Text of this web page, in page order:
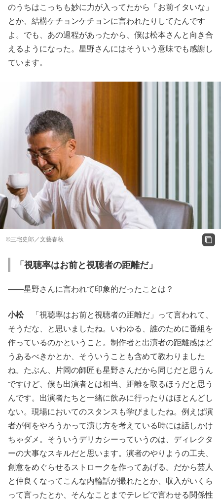
のうちはこっちも妙に力が入ってたから「お前イタいな」
とか、結構ケチョンケチョンに言われたりしてたんです
よ。でも、あの過程があったから、僕は松本さんと向き合
えるようになった。星野さんにはそういう意味でも感謝し
ています。
©三宅史郎／文藝春秋
「視聴率はお前と視聴者の距離だ」
――星野さんに言われて印象的だったことは？
小松「視聴率はお前と視聴者の距離だ」って言われて、
そうだな、と思いましたね。いわゆる、誰のために番組を
作っているのかということ。制作者と出演者の距離感はど
うあるべきかとか、そういうことも含めて教わりました
ね。たぶん、片岡の師匠も星野さんだから同じだと思うん
ですけど、僕も出演者とは相当、距離を取るほうだと思う
んです。出演者たちと一緒に飲みに行ったりはほとんどし
ない。現場においてのスタンスも学びましたね。例えば演
者が何をやろうかって演じ方を考えている時には話しかけ
ちゃダメ。そういうデリカシーっていうのは、ディレクタ
ーの大事なスキルだと思います。演者のやりようの工夫、
創意をめぐらせるストロークを作ってあげる。だから芸人
と仲良くなってこんな内輪話が撮れたとか、収入がいくら
って言ったとか、そんなことまでテレビで言わせる関係性